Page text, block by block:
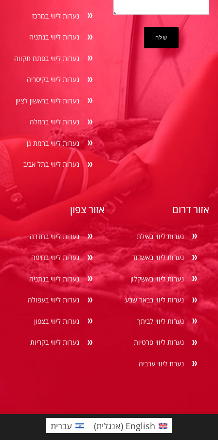
נערות ליווי במרכז
נערות ליווי בנתניה
נערות ליווי בפתח תקווה
נערות ליווי בקיסריה
נערות ליווי בראשון לציון
נערות ליווי ברמלה
נערות ליווי ברמת גן
נערות ליווי בתל אביב
אזור דרום
נערות ליווי באילת
נערות ליווי באשדוד
נערות ליווי באשקלון
נערות ליווי בבאר שבע
נערות ליווי לביתך
נערות ליווי פרטיות
נערת ליווי ערביה
אזור צפון
נערות ליווי בחדרה
נערות ליווי בחיפה
נערות ליווי בנתניה
נערות ליווי בעפולה
נערות ליווי בצפון
נערות ליווי בקריות
English
(אנגלית) עברית